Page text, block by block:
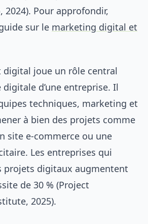
2024). Pour approfondir,
sur le marketing digital et
digital joue un rôle central
d’une entreprise. Il
techniques, marketing et
à bien des projets comme
site e-commerce ou une
Les entreprises qui
projets digitaux augmentent
de 30 % (Project
2025).